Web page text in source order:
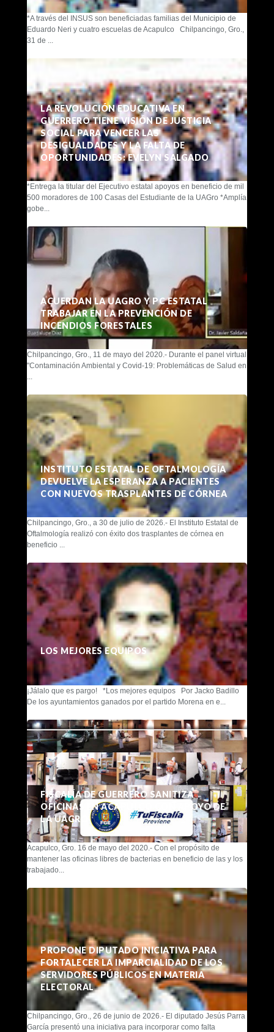
*A través del INSUS son beneficiadas familias del Municipio de
Eduardo Neri y cuatro escuelas de Acapulco Chilpancingo, Gro.,
31 de ...
LA REVOLUCIÓN EDUCATIVA EN
GUERRERO TIENE VISIÓN DE JUSTICIA
SOCIAL PARA VENCER LAS
DESIGUALDADES Y LA FALTA DE
OPORTUNIDADES: EVELYN SALGADO
*Entrega la titular del Ejecutivo estatal apoyos en beneficio de mil
500 moradores de 100 Casas del Estudiante de la UAGro *Amplía
gobe...
ACUERDAN LA UAGRO Y PC ESTATAL
TRABAJAR EN LA PREVENCIÓN DE
INCENDIOS FORESTALES
Chilpancingo, Gro., 11 de mayo del 2020.- Durante el panel virtual
"Contaminación Ambiental y Covid-19: Problemáticas de Salud en
...
INSTITUTO ESTATAL DE OFTALMOLOGÍA
DEVUELVE LA ESPERANZA A PACIENTES
CON NUEVOS TRASPLANTES DE CÓRNEA
Chilpancingo, Gro., a 30 de julio de 2026.- El Instituto Estatal de
Oftalmología realizó con éxito dos trasplantes de córnea en
beneficio ...
LOS MEJORES EQUIPOS
¡Jálalo que es pargo! *Los mejores equipos Por Jacko Badillo
De los ayuntamientos ganados por el partido Morena en e...
FISCALÍA DE GUERRERO SANITIZA
OFICINAS EN ACAPULCO CON APOYO DE
LA UAGRO
Acapulco, Gro. 16 de mayo del 2020.- Con el propósito de
mantener las oficinas libres de bacterias en beneficio de las y los
trabajado...
PROPONE DIPUTADO INICIATIVA PARA
FORTALECER LA IMPARCIALIDAD DE LOS
SERVIDORES PÚBLICOS EN MATERIA
ELECTORAL
Chilpancingo, Gro., 26 de junio de 2026.- El diputado Jesús Parra
García presentó una iniciativa para incorporar como falta